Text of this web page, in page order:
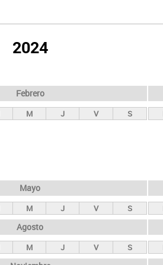
2024
Febrero
M J V S
Mayo
M J V S
Agosto
M J V S